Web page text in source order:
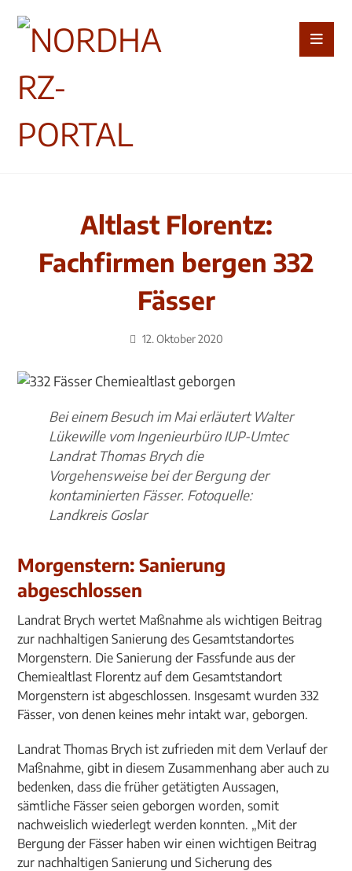
Altlast Florentz:
Fachfirmen bergen 332
Fässer
12. Oktober 2020
Bei einem Besuch im Mai erläutert Walter
Lükewille vom Ingenieurbüro IUP-Umtec
Landrat Thomas Brych die
Vorgehensweise bei der Bergung der
kontaminierten Fässer. Fotoquelle:
Landkreis Goslar
Morgenstern: Sanierung
abgeschlossen
Landrat Brych wertet Maßnahme als wichtigen Beitrag
zur nachhaltigen Sanierung des Gesamtstandortes
Morgenstern. Die Sanierung der Fassfunde aus der
Chemiealtlast Florentz auf dem Gesamtstandort
Morgenstern ist abgeschlossen. Insgesamt wurden 332
Fässer, von denen keines mehr intakt war, geborgen.
Landrat Thomas Brych ist zufrieden mit dem Verlauf der
Maßnahme, gibt in diesem Zusammenhang aber auch zu
bedenken, dass die früher getätigten Aussagen,
sämtliche Fässer seien geborgen worden, somit
nachweislich wiederlegt werden konnten. „Mit der
Bergung der Fässer haben wir einen wichtigen Beitrag
zur nachhaltigen Sanierung und Sicherung des